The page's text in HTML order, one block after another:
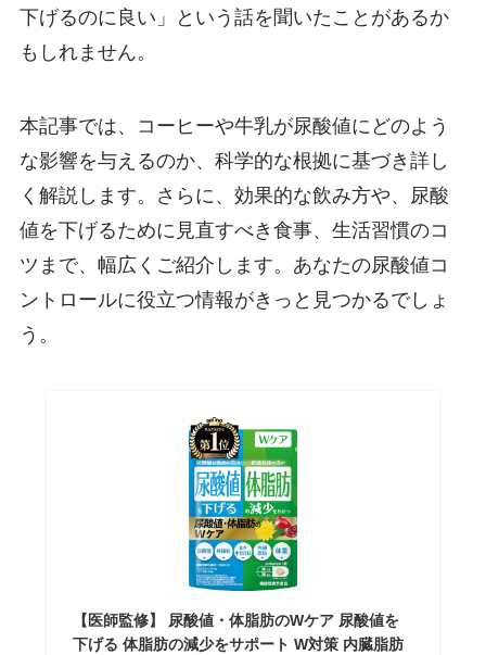
下げるのに良い」という話を聞いたことがあるか
もしれません。
本記事では、コーヒーや牛乳が尿酸値にどのよう
な影響を与えるのか、科学的な根拠に基づき詳し
く解説します。さらに、効果的な飲み方や、尿酸
値を下げるために見直すべき食事、生活習慣のコ
ツまで、幅広くご紹介します。あなたの尿酸値コ
ントロールに役立つ情報がきっと見つかるでしょ
う。
【医師監修】 尿酸値・体脂肪のWケア 尿酸値を
下げる 体脂肪の減少をサポート W対策 内臓脂肪